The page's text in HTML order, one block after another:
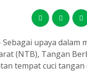
upaya
(NTB), Tangan
tempat cuci tangan